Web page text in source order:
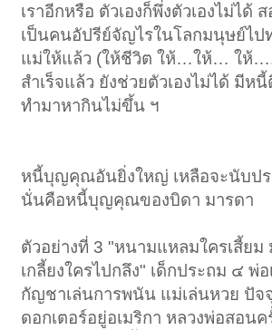
เราอีกหรือ ตัวเองก็พึ่งตัวเองไม่ได้
เป็นคนอัปรีย์จัญไรในโลกมนุษย์ไป
แม่ให้แล้ว (ให้ชีวิต ให้…ให้… ให้….
สำเร็จแล้ว ยังช่วยตัวเองไม่ได้ มีห
ทำมาหากินไม่ขึ้น ฯ
หนี้บุญคุณอันยิ่งใหญ่ เหลือจะนับป
นั่นคือหนี้บุญคุณของบิดา มารดา
ตัวอย่างที่ 3 "หนามแหลมใครเสี้ยม
เกลี้ยงใครไปกลึง" เด็กประถม ๔ พ่อ
กัญชาเล่นการพนัน แม่เล่นหวย ปัจ
ดอกเตอร์อยู่อเมริกา หลวงพ่อสอนค